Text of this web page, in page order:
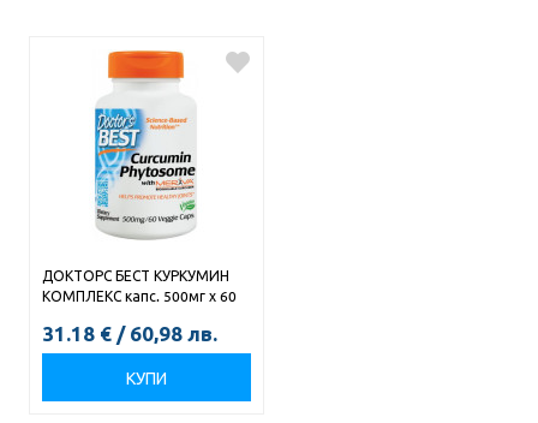
ДОКТОРС БЕСТ КУРКУМИН
КОМПЛЕКС капс. 500мг х 60
31.18 € / 60,98 лв.
КУПИ